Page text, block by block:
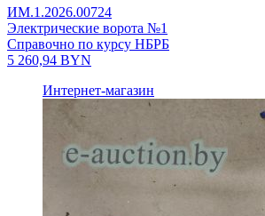
ИМ.1.2026.00724
Электрические ворота №1
Справочно по курсу НБРБ
5 260,94 BYN
Интернет-магазин